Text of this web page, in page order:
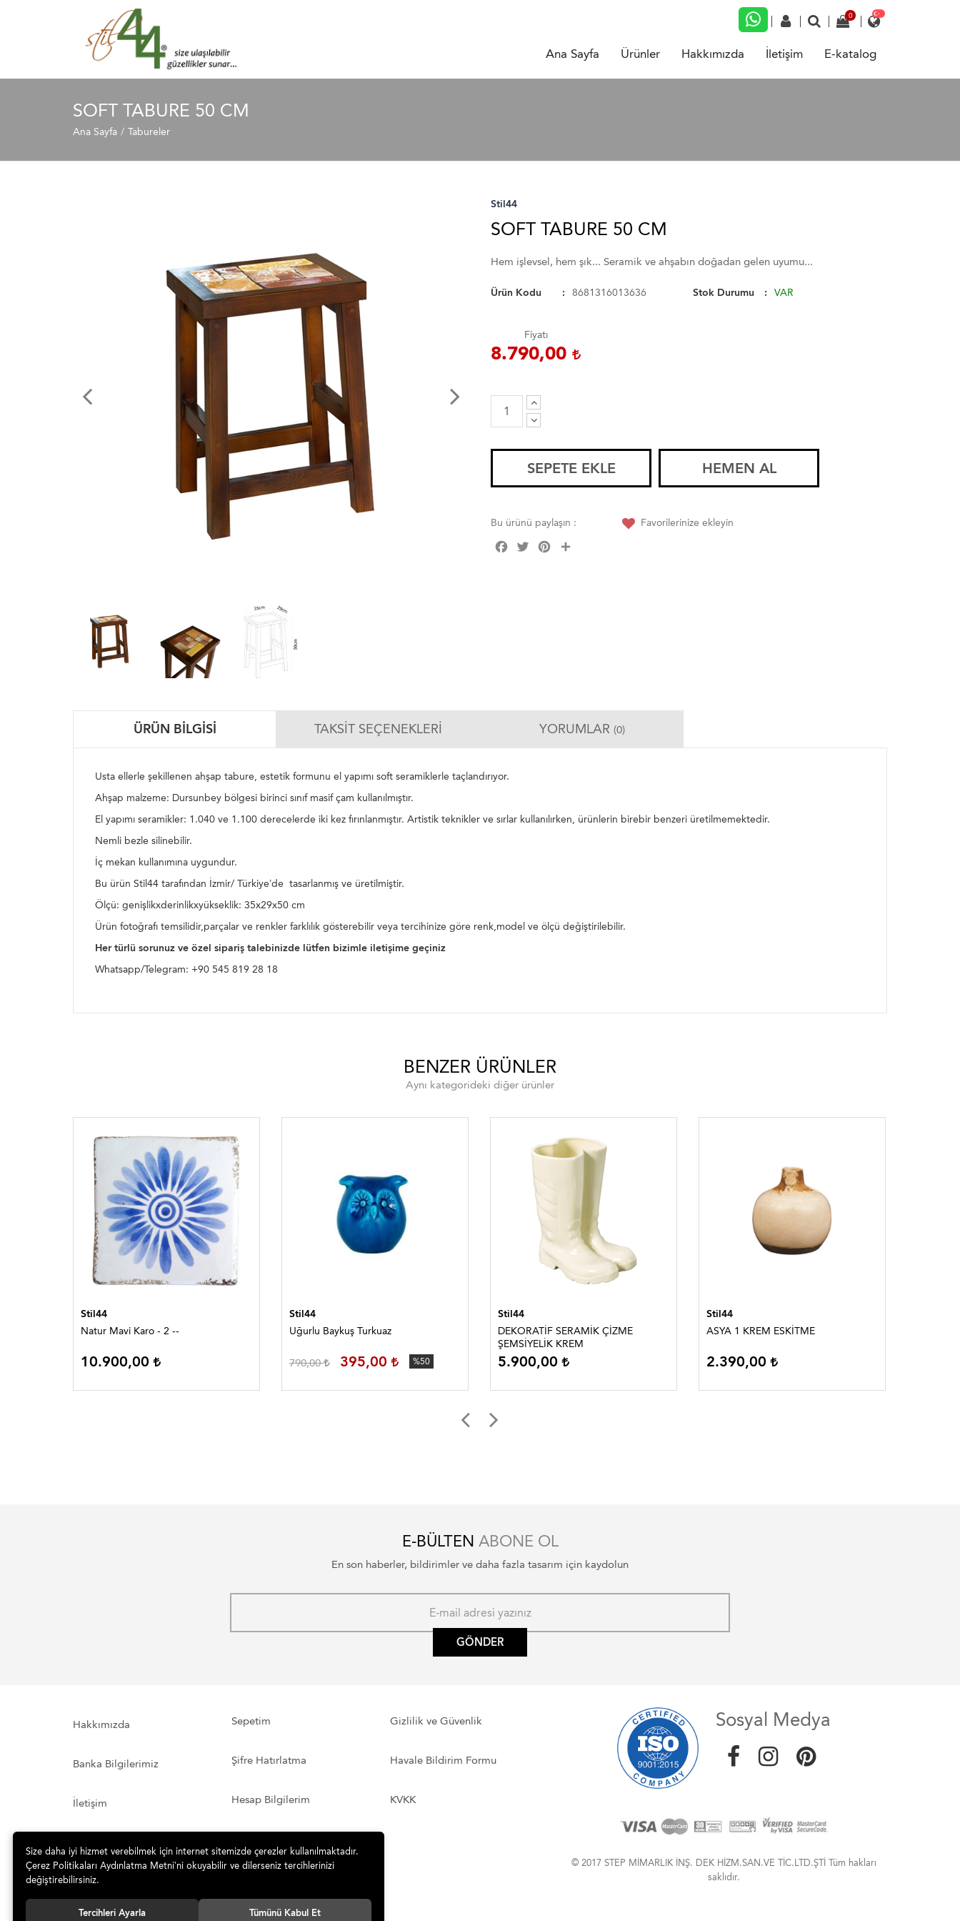
Ana Sayfa Ürünler Hakkımızda İletişim E-katalog
SOFT TABURE 50 CM
Ana Sayfa Tabureler
Stil44
SOFT TABURE 50 CM
Hem işlevsel, hem şık... Seramik ve ahşabın doğadan gelen uyumu...
Ürün Kodu 8681316013636 Stok Durumu VAR
Fiyatı
8.790,00
SEPETE EKLE HEMEN AL
Bu ürünü paylaşın :
FacebookTwitterPinterest
Favorilerinize ekleyin
ÜRÜN BILGISI TAKSIT SEÇENEKLERI YORUMLAR (0)
Usta ellerle şekillenen ahşap tabure, estetik formunu el yapımı soft seramiklerle taçlandırıyor.
Ahşap malzeme: Dursunbey bölgesi birinci sınıf masif çam kullanılmıştır.
El yapımı seramikler: 1.040 ve 1.100 derecelerde iki kez fırınlanmıştır. Artistik teknikler ve sırlar kullanılırken, ürünlerin birebir benzeri üretilmemektedir.
Nemli bezle silinebilir.
İç mekan kullanımına uygundur.
Bu ürün Stil44 tarafından İzmir/ Türkiye’de tasarlanmış ve üretilmiştir.
Ölçü: genişlikxderinlikxyükseklik: 35x29x50 cm
Ürün fotoğrafı temsilidir,parçalar ve renkler farklılık gösterebilir veya tercihinize göre renk,model ve ölçü değiştirilebilir.
Her türlü sorunuz ve özel sipariş talebinizde lütfen bizimle iletişime geçiniz
Whatsapp/Telegram: +90 545 819 28 18
BENZER ÜRÜNLER
Aynı kategorideki diğer ürünler
Stil44
Natur Mavi Karo - 2 --
10.900,00
Stil44
Uğurlu Baykuş Turkuaz
790,00 395,00 %50
Stil44
DEKORATİF SERAMİK ÇİZME
ŞEMSİYELİK KREM
5.900,00
Stil44
ASYA 1 KREM ESKİTME
2.390,00
E-BÜLTEN ABONE OL
En son haberler, bildirimler ve daha fazla tasarım için kaydolun
GÖNDER
Hakkımızda
Banka Bilgilerimiz
İletişim
Sepetim
Şifre Hatırlatma
Hesap Bilgilerim
Gizlilik ve Güvenlik
Havale Bildirim Formu
KVKK
Sosyal Medya
© 2017 STEP MİMARLIK İNŞ. DEK HİZM.SAN.VE TİC.LTD.ŞTİ Tüm hakları
saklıdır.
Size daha iyi hizmet verebilmek için internet sitemizde çerezler kullanılmaktadır.
Çerez Politikaları Aydınlatma Metni’ni okuyabilir ve dilerseniz tercihlerinizi
değiştirebilirsiniz.
Tercihleri Ayarla Tümünü Kabul Et